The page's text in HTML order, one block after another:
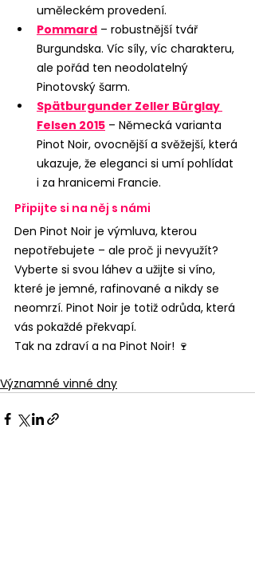
uměleckém provedení.
Pommard – robustnější tvář
Burgundska. Víc síly, víc charakteru,
ale pořád ten neodolatelný
Pinotovský šarm.
Spätburgunder Zeller Bürglay
Felsen 2015 – Německá varianta
Pinot Noir, ovocnější a svěžejší, která
ukazuje, že eleganci si umí pohlídat
i za hranicemi Francie.
Připijte si na něj s námi
Den Pinot Noir je výmluva, kterou
nepotřebujete – ale proč ji nevyužít?
Vyberte si svou láhev a užijte si víno,
které je jemné, rafinované a nikdy se
neomrzí. Pinot Noir je totiž odrůda, která
vás pokaždé překvapí.
Tak na zdraví a na Pinot Noir! 🍷
Významné vinné dny